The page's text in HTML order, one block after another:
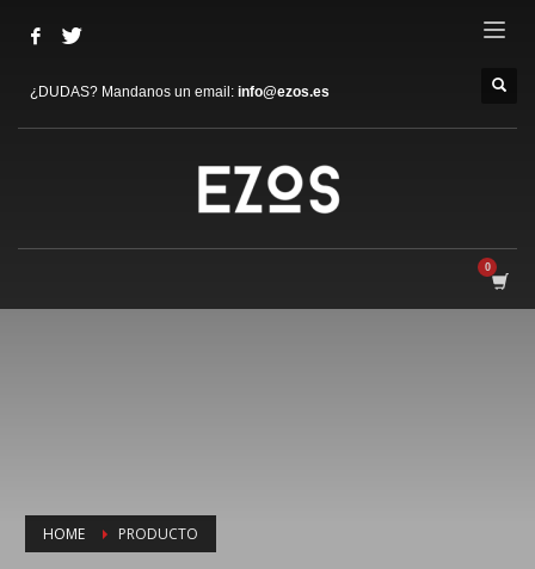
¿DUDAS? Mandanos un email: info@ezos.es
HOME PRODUCTO